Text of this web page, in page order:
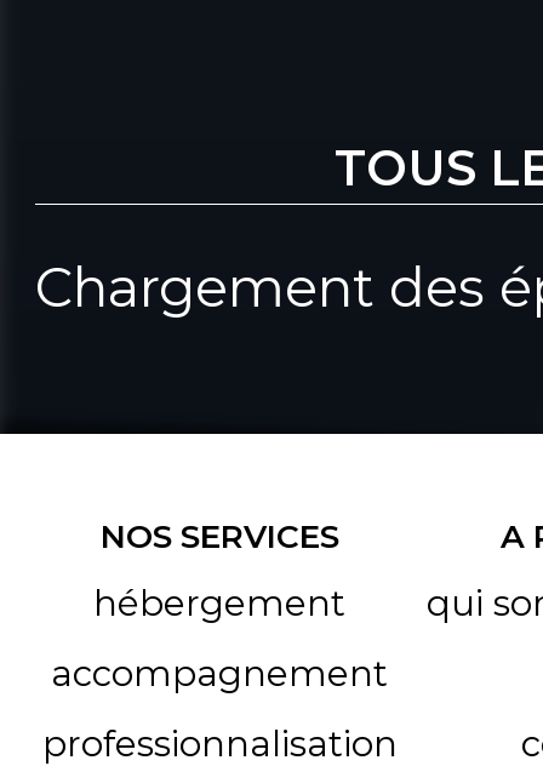
TOUS
Chargement des
NOS SERVICES
hébergement
accompagnement
professionnalisation
A
qui